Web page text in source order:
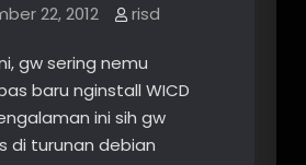
22, 2012 risd
gw sering nemu
baru nginstall WICD
ini sih gw
di turunan debian